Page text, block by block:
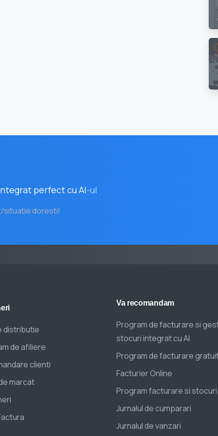
perfect cu AI-ul
situatie doresti!
distributie
de afiliere
clienti
marcat
Va recomandam
Program de facturare si
stocuri integrat cu AI
Program de facturare
Facturier Online
Program facturare si
Jurnalul de cumparari
Jurnalul de vanzari